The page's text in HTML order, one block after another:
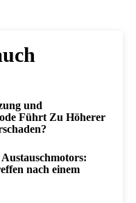
und
Führt Zu Höherer
nach einem